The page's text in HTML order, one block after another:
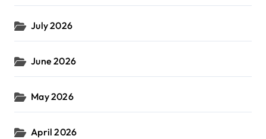
July 2026
June 2026
May 2026
April 2026